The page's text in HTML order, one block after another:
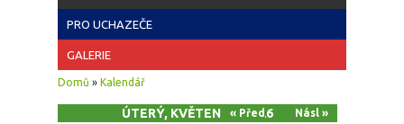
PRO UCHAZEČE
GALERIE
Jste zde
Domů » Kalendář
ÚTERÝ, KVĚTEN 12, 2026
« Před Násl »